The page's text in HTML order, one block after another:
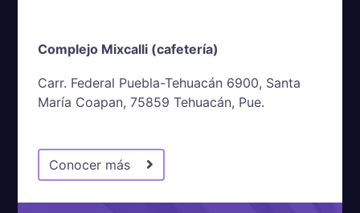
Complejo Mixcalli (cafetería)
Carr. Federal Puebla-Tehuacán 6900, Santa
María Coapan, 75859 Tehuacán, Pue.
Conocer más